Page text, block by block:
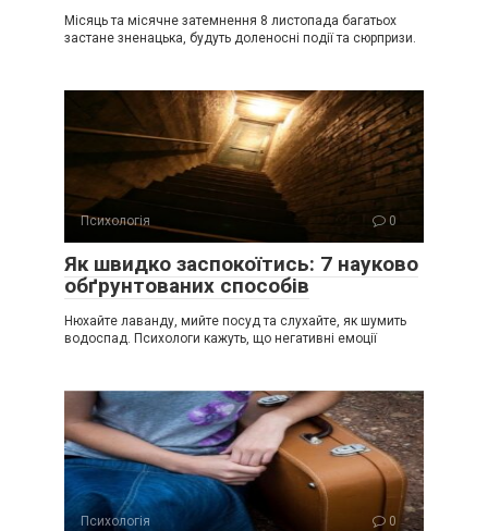
Місяць та місячне затемнення 8 листопада багатьох
застане зненацька, будуть доленосні події та сюрпризи.
Психологія 0
Як швидко заспокоїтись: 7 науково
обґрунтованих способів
Нюхайте лаванду, мийте посуд та слухайте, як шумить
водоспад. Психологи кажуть, що негативні емоції
Психологія 0